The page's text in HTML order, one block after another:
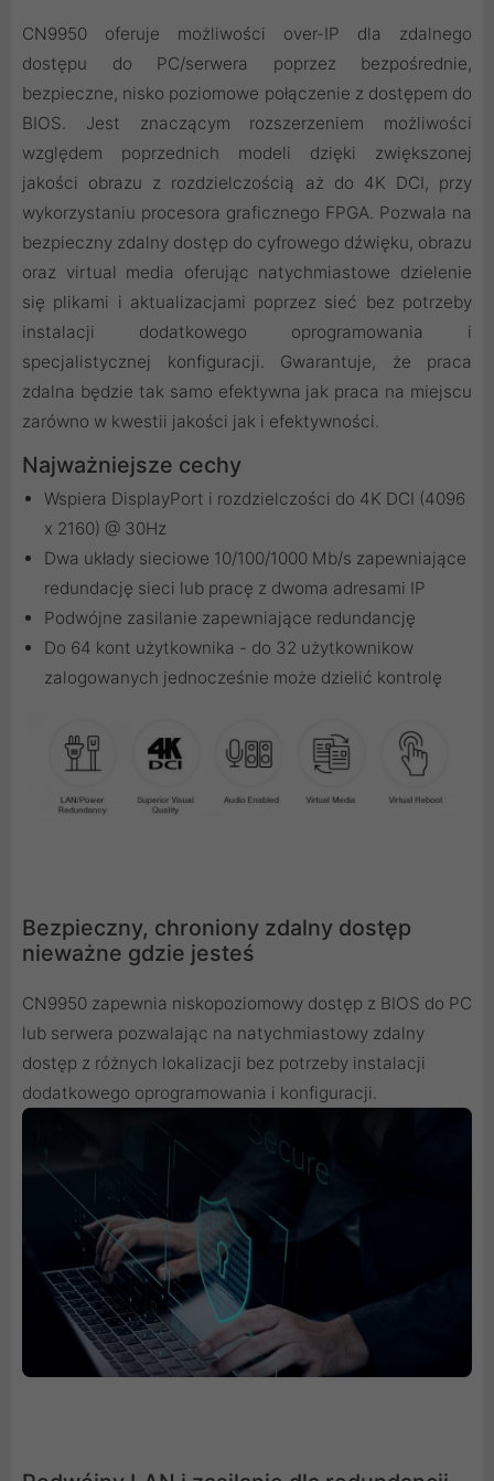
CN9950 oferuje możliwości over-IP dla zdalnego
dostępu do PC/serwera poprzez bezpośrednie,
bezpieczne, nisko poziomowe połączenie z dostępem do
BIOS. Jest znaczącym rozszerzeniem możliwości
względem poprzednich modeli dzięki zwiększonej
jakości obrazu z rozdzielczością aż do 4K DCI, przy
wykorzystaniu procesora graficznego FPGA. Pozwala na
bezpieczny zdalny dostęp do cyfrowego dźwięku, obrazu
oraz virtual media oferując natychmiastowe dzielenie
się plikami i aktualizacjami poprzez sieć bez potrzeby
instalacji dodatkowego oprogramowania i
specjalistycznej konfiguracji. Gwarantuje, że praca
zdalna będzie tak samo efektywna jak praca na miejscu
zarówno w kwestii jakości jak i efektywności.
Najważniejsze cechy
Wspiera DisplayPort i rozdzielczości do 4K DCI (4096
x 2160) @ 30Hz
Dwa układy sieciowe 10/100/1000 Mb/s zapewniające
redundację sieci lub pracę z dwoma adresami IP
Podwójne zasilanie zapewniające redundancję
Do 64 kont użytkownika - do 32 użytkownikow
zalogowanych jednocześnie może dzielić kontrolę
Bezpieczny, chroniony zdalny dostęp
nieważne gdzie jesteś
CN9950 zapewnia niskopoziomowy dostęp z BIOS do PC
lub serwera pozwalając na natychmiastowy zdalny
dostęp z różnych lokalizacji bez potrzeby instalacji
dodatkowego oprogramowania i konfiguracji.